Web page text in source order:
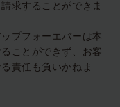
求することができま
プフォーエバーは本
ことができず、お客
責任も負いかねま